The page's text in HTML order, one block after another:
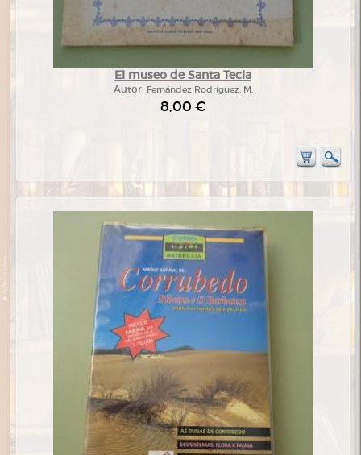
El museo de Santa Tecla
Autor: Fernández Rodríguez, M.
8,00 €